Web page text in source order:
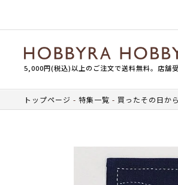
5,000円(税込)以上のご注文で送料無料。店舗
トップページ 特集一覧 買ったその日か